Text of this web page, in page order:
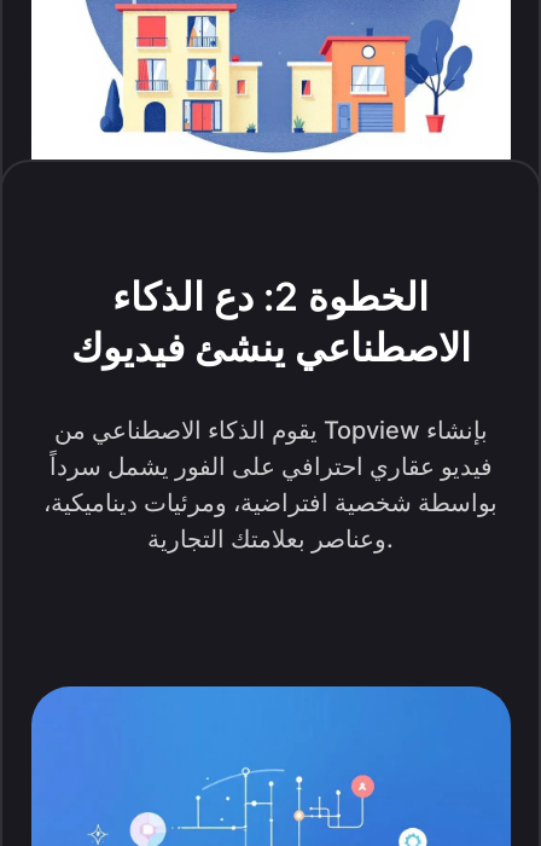
الخطوة 2: دع الذكاء
الاصطناعي ينشئ فيديوك
يقوم الذكاء الاصطناعي من Topview بإنشاء
فيديو عقاري احترافي على الفور يشمل سرداً
بواسطة شخصية افتراضية، ومرئيات ديناميكية،
وعناصر بعلامتك التجارية.